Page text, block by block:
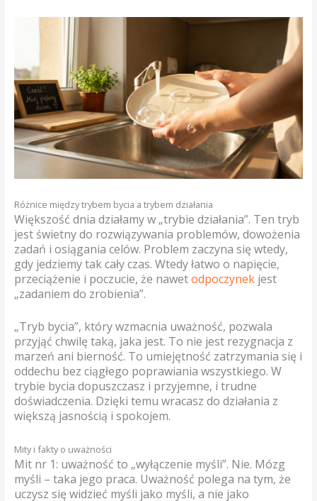
Różnice między trybem bycia a trybem działania
Większość dnia działamy w „trybie działania”. Ten tryb
jest świetny do rozwiązywania problemów, dowożenia
zadań i osiągania celów. Problem zaczyna się wtedy,
gdy jedziemy tak cały czas. Wtedy łatwo o napięcie,
przeciążenie i poczucie, że nawetodpoczynekjest
„zadaniem do zrobienia”.
„Tryb bycia”, który wzmacnia uważność, pozwala
przyjąć chwilę taką, jaka jest. To nie jest rezygnacja z
marzeń ani bierność. To umiejętność zatrzymania się i
oddechu bez ciągłego poprawiania wszystkiego. W
trybie bycia dopuszczasz i przyjemne, i trudne
doświadczenia. Dzięki temu wracasz do działania z
większą jasnością i spokojem.
Mity i fakty o uważności
Mit nr 1: uważność to „wyłączenie myśli”. Nie. Mózg
myśli – taka jego praca. Uważność polega na tym, że
uczysz się widzieć myśli jako myśli, a nie jako